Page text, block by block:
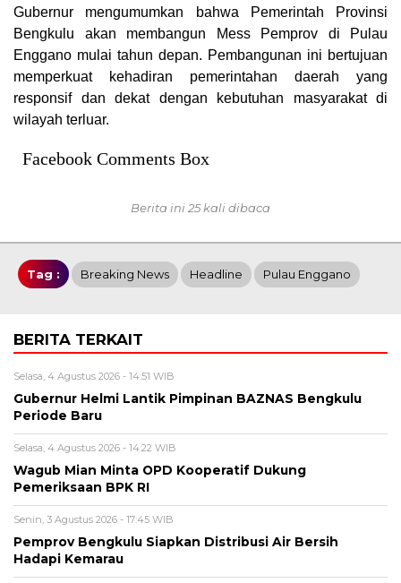
Gubernur mengumumkan bahwa Pemerintah Provinsi
Bengkulu akan membangun Mess Pemprov di Pulau
Enggano mulai tahun depan. Pembangunan ini bertujuan
memperkuat kehadiran pemerintahan daerah yang
responsif dan dekat dengan kebutuhan masyarakat di
wilayah terluar.
Facebook Comments Box
Berita ini 25 kali dibaca
Tag : Breaking News Headline Pulau Enggano
BERITA TERKAIT
Selasa, 4 Agustus 2026 - 14:51 WIB
Gubernur Helmi Lantik Pimpinan BAZNAS Bengkulu
Periode Baru
Selasa, 4 Agustus 2026 - 14:22 WIB
Wagub Mian Minta OPD Kooperatif Dukung
Pemeriksaan BPK RI
Senin, 3 Agustus 2026 - 17:45 WIB
Pemprov Bengkulu Siapkan Distribusi Air Bersih
Hadapi Kemarau